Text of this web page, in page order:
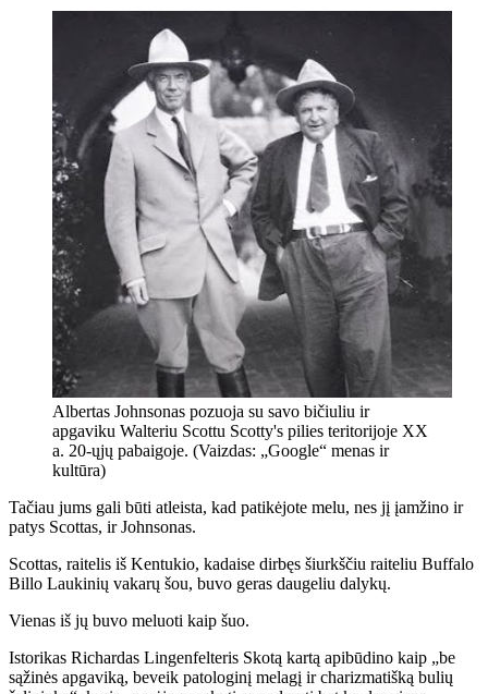
Albertas Johnsonas pozuoja su savo bičiuliu ir
apgaviku Walteriu Scottu Scotty's pilies teritorijoje XX
a. 20-ųjų pabaigoje. (Vaizdas: „Google“ menas ir
kultūra)
Tačiau jums gali būti atleista, kad patikėjote melu, nes jį įamžino ir
patys Scottas, ir Johnsonas.
Scottas, raitelis iš Kentukio, kadaise dirbęs šiurkščiu raiteliu Buffalo
Billo Laukinių vakarų šou, buvo geras daugeliu dalykų.
Vienas iš jų buvo meluoti kaip šuo.
Istorikas Richardas Lingenfelteris Skotą kartą apibūdino kaip „be
sąžinės apgaviką, beveik patologinį melagį ir charizmatišką bulių